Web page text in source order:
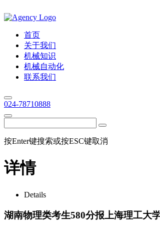
首页
关于我们
机械知识
机械自动化
联系我们
024-78710888
按Enter键搜索或按ESC键取消
详情
Details
湖南物理类考生580分报上海理工大